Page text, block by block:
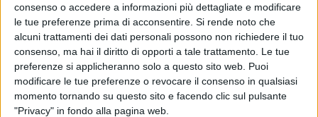
consenso o accedere a informazioni più dettagliate e modificare
le tue preferenze prima di acconsentire. Si rende noto che
alcuni trattamenti dei dati personali possono non richiedere il tuo
consenso, ma hai il diritto di opporti a tale trattamento. Le tue
preferenze si applicheranno solo a questo sito web. Puoi
modificare le tue preferenze o revocare il consenso in qualsiasi
momento tornando su questo sito e facendo clic sul pulsante
"Privacy" in fondo alla pagina web.
Spedita con Emirates
dall’aeroporto di Bologna una
delle 5 Pagani Imola esistenti
ITALIA 1 GIUGNO 2023